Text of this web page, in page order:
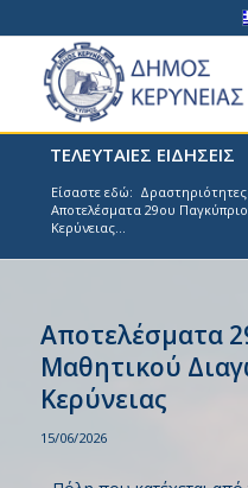
ΤΕΛΕΥΤΑΙΕΣ ΕΙΔΗΣΕΙΣ
Είσαστε εδώ:
Αποτελέσματα 29ου
Κερύνειας...
Αποτελέσματα
Μαθητικού
Κερύνειας
15/06/2026